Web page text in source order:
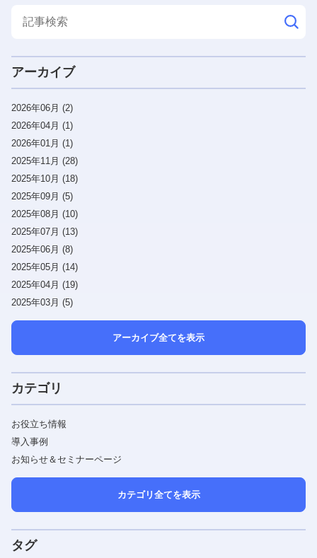
アーカイブ
2026年06月 (2)
2026年04月 (1)
2026年01月 (1)
2025年11月 (28)
2025年10月 (18)
2025年09月 (5)
2025年08月 (10)
2025年07月 (13)
2025年06月 (8)
2025年05月 (14)
2025年04月 (19)
2025年03月 (5)
アーカイブ全てを表示
カテゴリ
お役立ち情報
導入事例
お知らせ＆セミナーページ
カテゴリ全てを表示
タグ